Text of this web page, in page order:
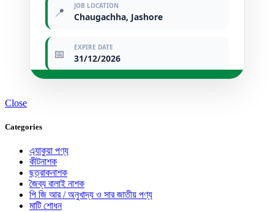
📍 JOB LOCATION
Chaugachha, Jashore
📅 EXPIRE DATE
31/12/2026
Close
Categories
এ্যাকুয়া পণ্য
কীটনাশক
ছত্রাকনাশক
জৈব্য বালাই নাশক
পি জি আর / অনুখাদ্য ও সার জাতীয় পণ্য
মাটি শোধন